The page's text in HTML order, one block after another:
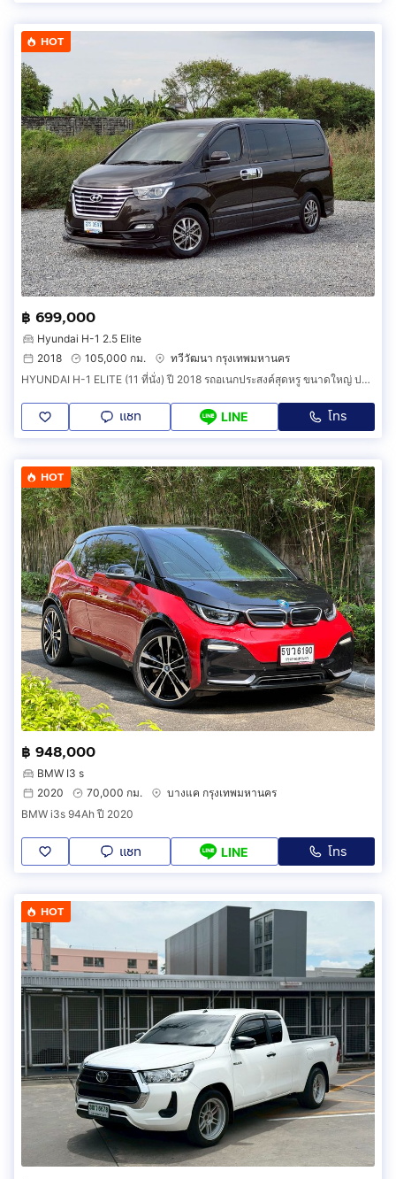
HOT
฿ 699,000
Hyundai H-1 2.5 Elite
2018
105,000 กม.
ทวีวัฒนา กรุงเทพมหานคร
HYUNDAI H-1 ELITE (11 ที่นั่ง) ปี 2018 รถอเนกประสงค์สุดหรู ขนาดใหญ่ ปลอดภัย ไปได้ทั้งครอบครัว
แชท LINE โทร
HOT
฿ 948,000
BMW I3 s
2020
70,000 กม.
บางแค กรุงเทพมหานคร
BMW i3s 94Ah ปี 2020
แชท LINE โทร
HOT